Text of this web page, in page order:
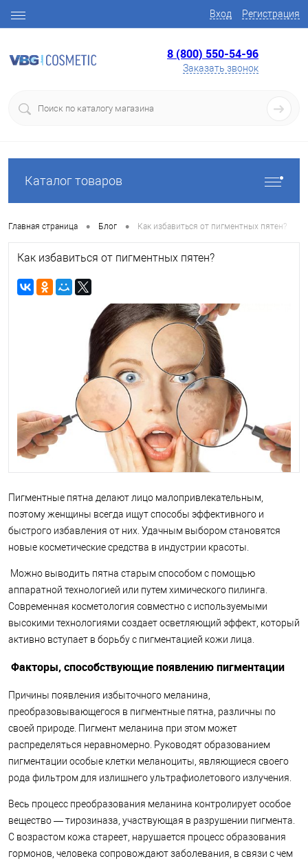
Вход Регистрация
8 (800) 550-54-96
Заказать звонок
Каталог товаров
Главная страница • Блог • Как избавиться от пигментных пятен?
Как избавиться от пигментных пятен?
Пигментные пятна делают лицо малопривлекательным,
поэтому женщины всегда ищут способы эффективного и
быстрого избавления от них. Удачным выбором становятся
новые косметические средства в индустрии красоты.
Можно выводить пятна старым способом с помощью
аппаратной технологией или путем химического пилинга.
Современная косметология совместно с используемыми
высокими технологиями создает осветляющий эффект, который
активно вступает в борьбу с пигментацией кожи лица.
Факторы, способствующие появлению пигментации
Причины появления избыточного меланина,
преобразовывающегося в пигментные пятна, различны по
своей природе. Пигмент меланина при этом может
распределяться неравномерно. Руководят образованием
пигментации особые клетки меланоциты, являющиеся своего
рода фильтром для излишнего ультрафиолетового излучения.
Весь процесс преобразования меланина контролирует особое
вещество — тирозиназа, участвующая в разрушении пигмента.
С возрастом кожа стареет, нарушается процесс образования
гормонов, человека сопровождают заболевания, в связи с чем